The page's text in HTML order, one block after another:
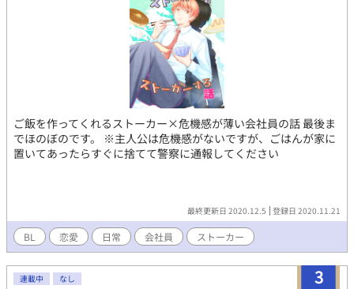
ご飯を作ってくれるストーカー×危機感が薄い会社員の話 最後ま
でほのぼのです。 ※主人公は危機感がないですが、ごはんが家に
置いてあったらすぐに捨てて警察に通報してください
最終更新日 2020.12.5 登録日 2020.11.21
BL 恋愛 日常 会社員 ストーカー
3
連載中 なし